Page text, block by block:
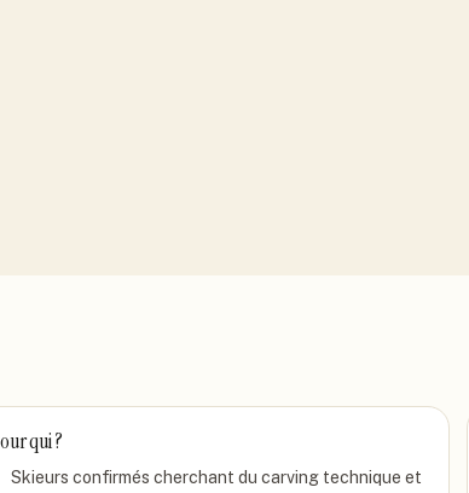
qui ?
Skieurs confirmés cherchant du carving technique et